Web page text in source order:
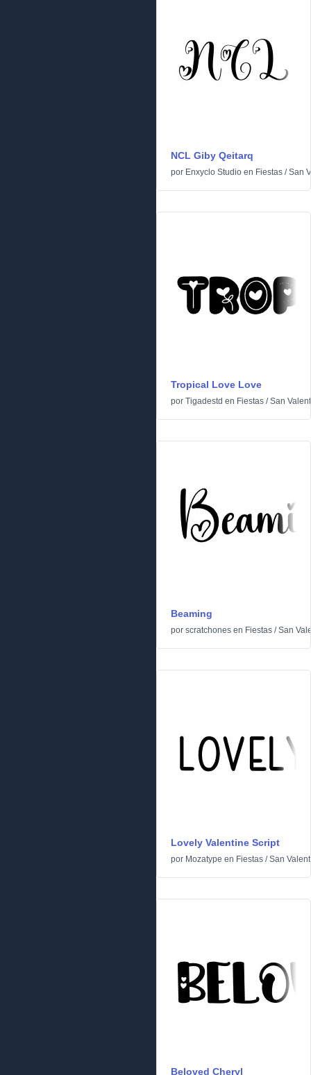
NCL Giby Qeitarq
por Enxyclo Studio en Fiestas /San
Tropical Love Love
por Tigadestd en Fiestas /San
Beaming
por scratchones en Fiestas /San
Lovely Valentine Script
por Mozatype en Fiestas /San
Beloved Cheryl